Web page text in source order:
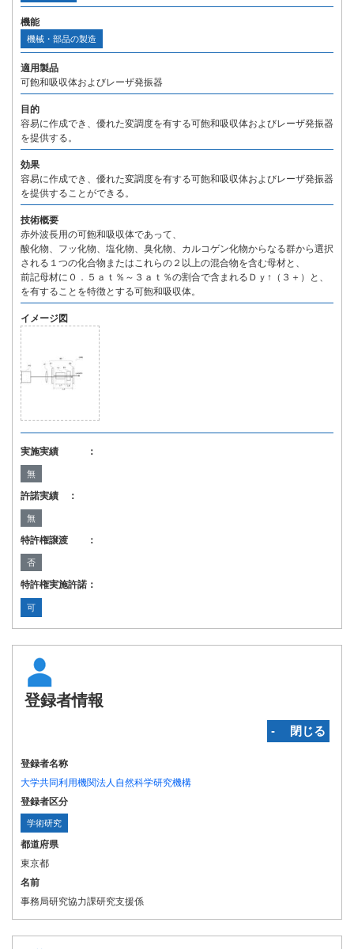
機能
機械・部品の製造
適用製品
可飽和吸収体およびレーザ発振器
目的
容易に作成でき、優れた変調度を有する可飽和吸収体およびレーザ発振器
を提供する。
効果
容易に作成でき、優れた変調度を有する可飽和吸収体およびレーザ発振器
を提供することができる。
技術概要
赤外波長用の可飽和吸収体であって、
酸化物、フッ化物、塩化物、臭化物、カルコゲン化物からなる群から選択
される１つの化合物またはこれらの２以上の混合物を含む母材と、
前記母材に０．５ａｔ％～３ａｔ％の割合で含まれるＤｙ↑（３＋）と、
を有することを特徴とする可飽和吸収体。
イメージ図
実施実績 ：
無
許諾実績 ：
無
特許権譲渡 ：
否
特許権実施許諾：
可
登録者情報
‐ 閉じる
登録者名称
大学共同利用機関法人自然科学研究機構
登録者区分
学術研究
都道府県
東京都
名前
事務局研究協力課研究支援係